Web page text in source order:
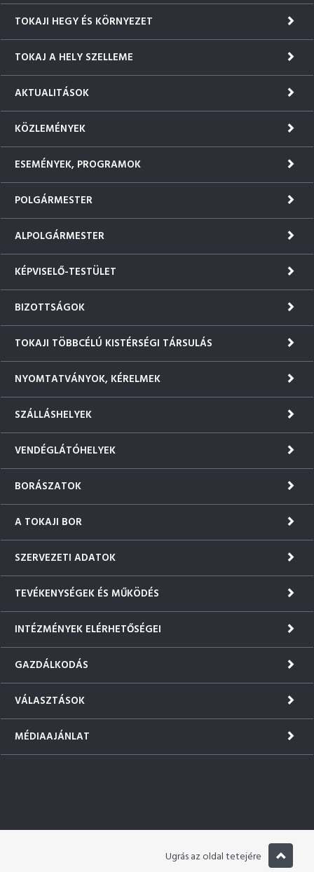
TOKAJI HEGY ÉS KÖRNYEZET
TOKAJ A HELY SZELLEME
AKTUALITÁSOK
KÖZLEMÉNYEK
ESEMÉNYEK, PROGRAMOK
POLGÁRMESTER
ALPOLGÁRMESTER
KÉPVISELŐ-TESTÜLET
BIZOTTSÁGOK
TOKAJI TÖBBCÉLÚ KISTÉRSÉGI TÁRSULÁS
NYOMTATVÁNYOK, KÉRELMEK
SZÁLLÁSHELYEK
VENDÉGLÁTÓHELYEK
BORÁSZATOK
A TOKAJI BOR
SZERVEZETI ADATOK
TEVÉKENYSÉGEK ÉS MŰKÖDÉS
INTÉZMÉNYEK ELÉRHETŐSÉGEI
GAZDÁLKODÁS
VÁLASZTÁSOK
MÉDIAAJÁNLAT
Ugrás az oldal tetejére